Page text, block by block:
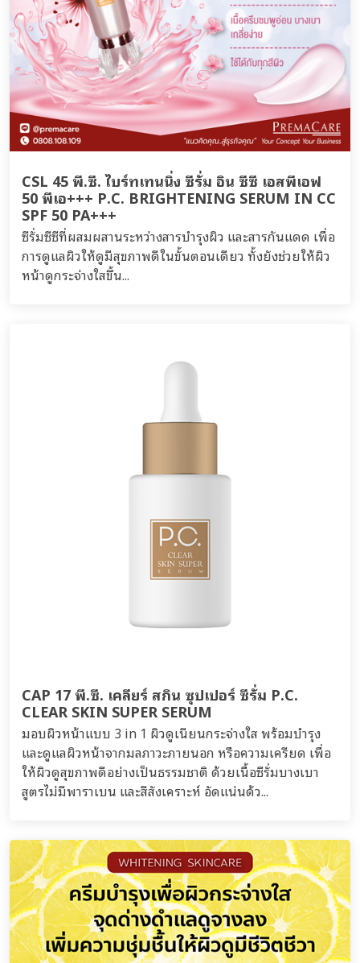
CSL 45 พี.ซี. ไบร์ทเทนนิ่ง ซีรั่ม อิน ซีซี เอสพีเอฟ
50 พีเอ+++ P.C. BRIGHTENING SERUM IN CC
SPF 50 PA+++
ซีรั่มซีซีที่ผสมผสานระหว่างสารบำรุงผิว และสารกันแดด เพื่อ
การดูแลผิวให้ดูมีสุขภาพดีในขั้นตอนเดียว ทั้งยังช่วยให้ผิว
หน้าดูกระจ่างใสขึ้น...
CAP 17 พี.ซี. เคลียร์ สกิน ซุปเปอร์ ซีรั่ม P.C.
CLEAR SKIN SUPER SERUM
มอบผิวหน้าแบบ 3 in 1 ผิวดูเนียนกระจ่างใส พร้อมบำรุง
และดูแลผิวหน้าจากมลภาวะภายนอก หรือความเครียด เพื่อ
ให้ผิวดูสุขภาพดีอย่างเป็นธรรมชาติ ด้วยเนื้อซีรั่มบางเบา
สูตรไม่มีพาราเบน และสีสังเคราะห์ อัดแน่นด้ว...